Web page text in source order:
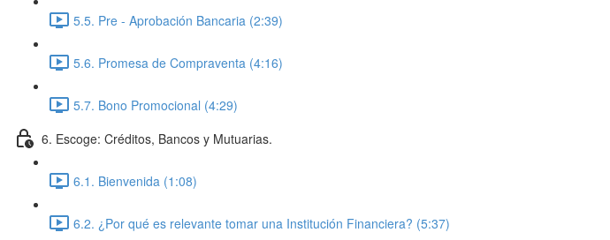
5.5. Pre - Aprobación Bancaria (2:39)
5.6. Promesa de Compraventa (4:16)
5.7. Bono Promocional (4:29)
6. Escoge: Créditos, Bancos y Mutuarias.
6.1. Bienvenida (1:08)
6.2. ¿Por qué es relevante tomar una Institución Financiera? (5:37)